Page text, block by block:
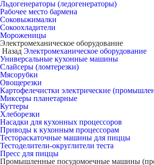
Льдогенераторы (ледогенераторы)
Рабочее место бармена
Соковыжималки
Сокоохладители
Мороженицы
Электромеханическое оборудование
Назад Электромеханическое оборудование
Универсальные кухонные машины
Слайсеры (ломтерезки)
Мясорубки
Овощерезки
Картофелечистки электрические
Миксеры планетарные
Куттеры
Хлеборезки
Насадки для кухонных процессоров
Приводы к кухонным процессорам
Тестораскаточные машины для пиццы
Тестоделители-округлители теста
Пресс для пиццы
Промышленные посудомоечные машины